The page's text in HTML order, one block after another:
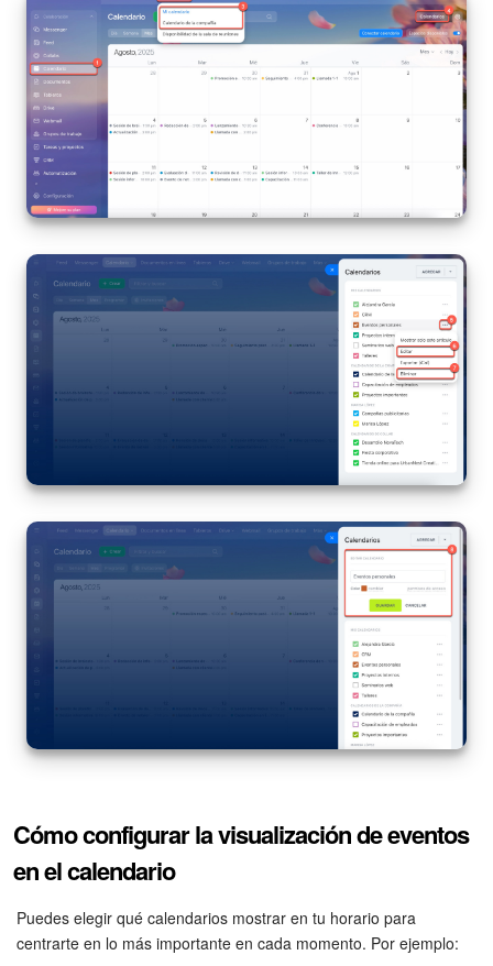
Cómo configurar la visualización de eventos
en el calendario
Puedes elegir qué calendarios mostrar en tu horario para
centrarte en lo más importante en cada momento. Por ejemplo: